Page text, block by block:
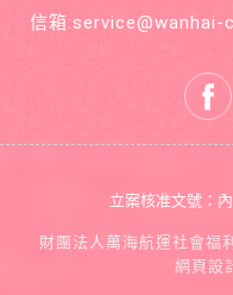
信箱:
財團法人萬海航運社會福
網頁設
立案核准文號：